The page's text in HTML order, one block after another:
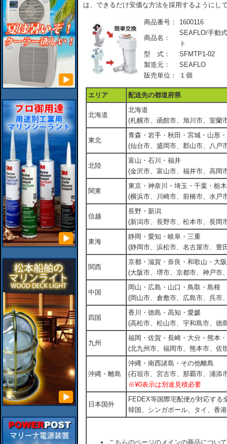
は、できるだけ安価な方法を採用するようにし
商品番号： 1600116
商品名：
SEAFLO/手動
ト
型 式：
SFMTP1-02
製造元：
SEAFLO
販売単位：
１個
エリア 配送先の都道府県
北海道
北海道
(札幌市、函館市、旭川市、室蘭
東北
青森・岩手・秋田・宮城・山形
(仙台市、盛岡市、郡山市、八戸
北陸
富山・石川・福井
(金沢市、富山市、福井市、高岡
関東
東京・神奈川・埼玉・千葉・栃
(横浜市、川崎市、前橋市、水戸
信越
長野・新潟
(新潟市、長野市、松本市、長岡
東海
静岡・愛知・岐阜・三重
(静岡市、浜松市、名古屋市、豊
関西
京都・滋賀・奈良・和歌山・大
(大阪市、堺市、京都市、神戸市
中国
岡山・広島・山口・鳥取・島根
(岡山市、倉敷市、広島市、呉市
四国
香川・徳島・高知・愛媛
(高松市、松山市、宇和島市、徳
九州
福岡・佐賀・長崎・大分・熊本
(北九州市、福岡市、熊本市、佐
沖縄・離島
沖縄・南西諸島・その他離島
(石垣市、宮古市、那覇市、浦添
※¥0表示は別途見積必要
日本国外
FEDEX等国際宅配便が対応す
韓国、シンガポール、タイ、香
こちらのページのメインの商品につい